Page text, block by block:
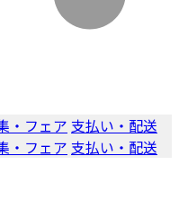
・フェア 支払い・配送
・フェア 支払い・配送